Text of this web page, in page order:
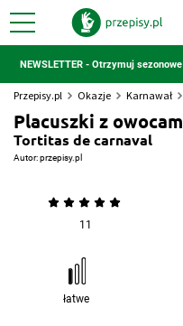
NEWSLETTER - Otrzymuj
Przepisy.pl Okazje Karnawał
Placuszki z
Tortitas de carnaval
Autor:przepisy.pl
11
łatwe